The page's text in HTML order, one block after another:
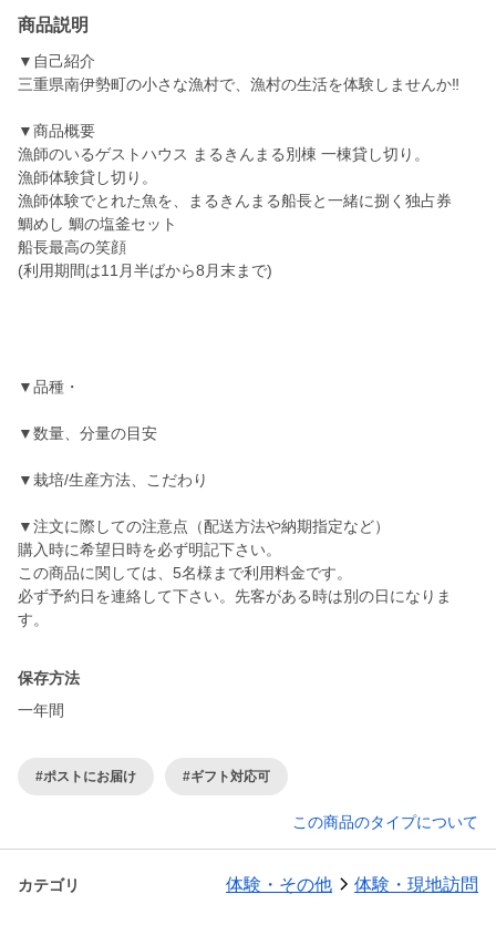
商品説明
▼自己紹介
三重県南伊勢町の小さな漁村で、漁村の生活を体験しませんか‼️
▼商品概要
漁師のいるゲストハウス まるきんまる別棟 一棟貸し切り。
漁師体験貸し切り。
漁師体験でとれた魚を、まるきんまる船長と一緒に捌く独占券
鯛めし 鯛の塩釜セット
船長最高の笑顔
(利用期間は11月半ばから8月末まで)
▼品種・
▼数量、分量の目安
▼栽培/生産方法、こだわり
▼注文に際しての注意点（配送方法や納期指定など）
購入時に希望日時を必ず明記下さい。
この商品に関しては、5名様まで利用料金です。
必ず予約日を連絡して下さい。先客がある時は別の日になりま
す。
保存方法
一年間
#ポストにお届け #ギフト対応可
この商品のタイプについて
カテゴリ 体験・その他 体験・現地訪問